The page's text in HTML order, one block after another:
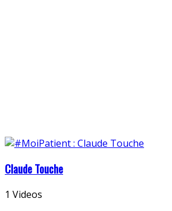
Claude Touche
1 Videos